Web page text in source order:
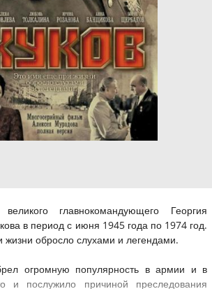
главнокомандующего Георгия
в период с июня 1945 года по 1974 год.
обросло слухами и легендами.
огромную популярность в армии и в
и послужило причиной преследования